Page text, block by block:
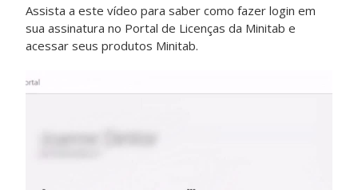
Assista a este vídeo para saber como fazer login em
sua assinatura no Portal de Licenças da Minitab e
acessar seus produtos Minitab.